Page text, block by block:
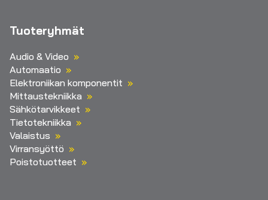
Tuoteryhmät
Audio & Video
Automaatio
Elektroniikan komponentit
Mittaustekniikka
Sähkötarvikkeet
Tietotekniikka
Valaistus
Virransyöttö
Poistotuotteet